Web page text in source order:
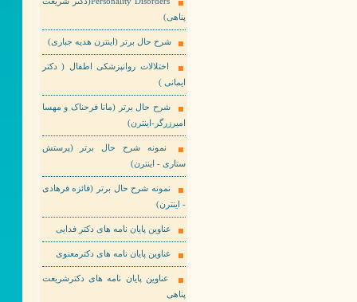
پناهی)
شرح حال برتر (اینترن هدیه جباری)
اختلالات روانپزشکی اطفال ( دکتر
ایمانی )
شرح حال برتر (مانا فرحناک و مهسا
امیرزرگر-اینترن)
نمونه شرح حال برتر (پرستش
ستاری - اینترن)
نمونه شرح حال برتر (فائزه فرهادی
- اینترن)
عناوین پایان نامه های دکتر فدایی
عناوین پایان نامه های دکترمعنوی
عناوین پایان نامه های دکترشریعت
پناهی